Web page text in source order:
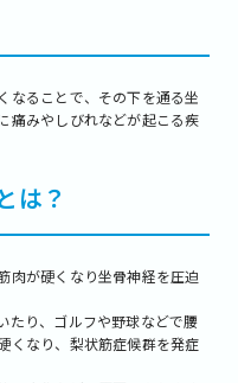
なることで、その下を通る坐
痛みやしびれなどが起こる疾
は？
肉が硬くなり坐骨神経を圧迫
たり、ゴルフや野球などで腰
くなり、梨状筋症候群を発症